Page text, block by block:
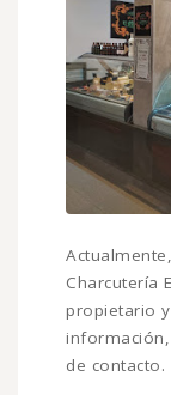
Charcutería
propietario
de contacto.